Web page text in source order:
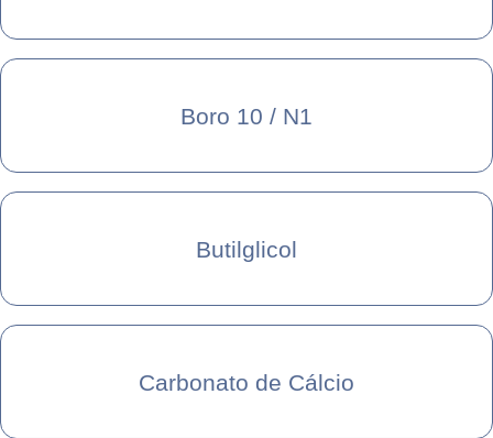
Boro 10 / N1
Butilglicol
Carbonato de Cálcio